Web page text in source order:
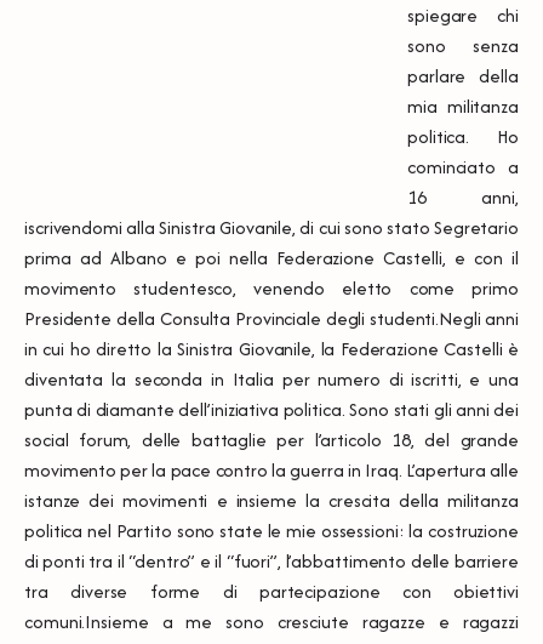
spiegare chi
sono senza
parlare della
mia militanza
politica. Ho
cominciato a
16 anni,
iscrivendomi alla Sinistra Giovanile, di cui sono stato Segretario
prima ad Albano e poi nella Federazione Castelli, e con il
movimento studentesco, venendo eletto come primo
Presidente della Consulta Provinciale degli studenti.Negli anni
in cui ho diretto la Sinistra Giovanile, la Federazione Castelli è
diventata la seconda in Italia per numero di iscritti, e una
punta di diamante dell’iniziativa politica. Sono stati gli anni dei
social forum, delle battaglie per l’articolo 18, del grande
movimento per la pace contro la guerra in Iraq. L’apertura alle
istanze dei movimenti e insieme la crescita della militanza
politica nel Partito sono state le mie ossessioni: la costruzione
di ponti tra il “dentro” e il “fuori”, l’abbattimento delle barriere
tra diverse forme di partecipazione con obiettivi
comuni.Insieme a me sono cresciute ragazze e ragazzi